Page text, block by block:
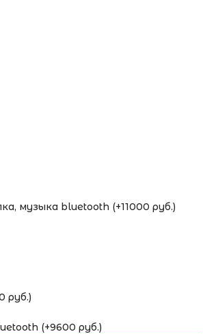
музыка bluetooth (+11000 руб.)
руб.)
(+9600 руб.)